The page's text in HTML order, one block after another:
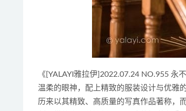
《[YALAYI雅拉伊]2022.07.24 NO.955
温柔的眼神，配上精致的服装设计与优雅
历来以其精致、高质量的写真作品著称，